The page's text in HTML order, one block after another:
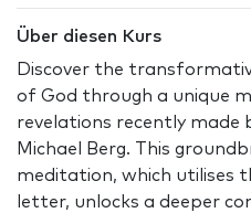
Über diesen Kurs
Discover the
of God through a unique
revelations recently made
Michael Berg. This
meditation, which utilises
letter, unlocks a deeper